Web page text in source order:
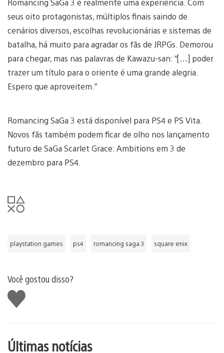
Romancing SaGa 3 é realmente uma experiência. Com
seus oito protagonistas, múltiplos finais saindo de
cenários diversos, escolhas revolucionárias e sistemas de
batalha, há muito para agradar os fãs de JRPGs. Demorou
para chegar, mas nas palavras de Kawazu-san: “[…] poder
trazer um título para o oriente é uma grande alegria.
Espero que aproveitem.”
Romancing SaGa 3 está disponível para PS4 e PS Vita.
Novos fãs também podem ficar de olho nos lançamento
futuro de SaGa Scarlet Grace: Ambitions em 3 de
dezembro para PS4.
playstation games ps4 romancing saga 3 square enix
Você gostou disso?
Curtir
Últimas notícias